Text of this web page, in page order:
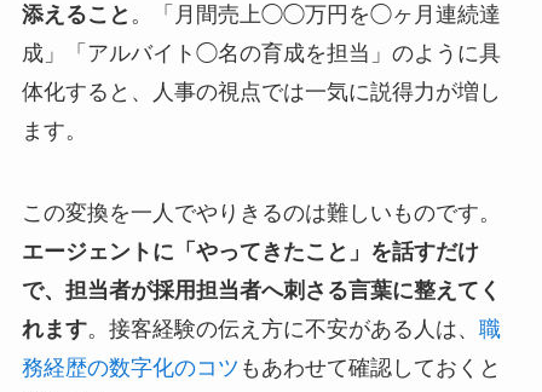
添えること 。「月間売上◯◯万円を◯ヶ月連続達
成」「アルバイト◯名の育成を担当」のように具
体化すると、人事の視点では一気に説得力が増し
ます。
この変換を一人でやりきるのは難しいものです。
エージェントに「やってきたこと」を話すだけ
で、担当者が採用担当者へ刺さる言葉に整えてく
れます。接客経験の伝え方に不安がある人は、 職
務経歴の数字化のコツ もあわせて確認しておくと